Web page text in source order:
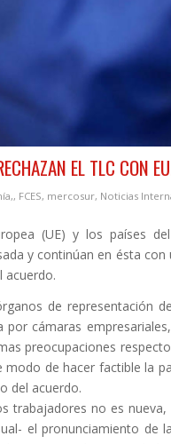
EL TLC CON
, FCES, mercosur, Noticias
(UE) y los países
y continúan en ésta
acuerdo.
de representación
cámaras
preocupaciones
de hacer factible la
del acuerdo.
trabajadores no es
el pronunciamiento de